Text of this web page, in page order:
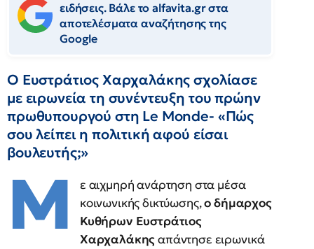
ειδήσεις. Βάλε το alfavita.gr στα
αποτελέσματα αναζήτησης της
Google
O Ευστράτιος Χαρχαλάκης σχολίασε
με ειρωνεία τη συνέντευξη του πρώην
πρωθυπουργού στη Le Monde- «Πώς
σου λείπει η πολιτική αφού είσαι
βουλευτής;»
Μ
ε αιχμηρή ανάρτηση στα μέσα
κοινωνικής δικτύωσης,ο δήμαρχος
Κυθήρων Ευστράτιος
Χαρχαλάκηςαπάντησε ειρωνικά